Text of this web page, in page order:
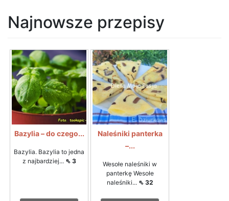
Najnowsze przepisy
Bazylia – do czego...
Bazylia. Bazylia to jedna
z najbardziej... ⇖ 3
Naleśniki panterka
–...
Wesołe naleśniki w
panterkę Wesołe
naleśniki... ⇖ 32